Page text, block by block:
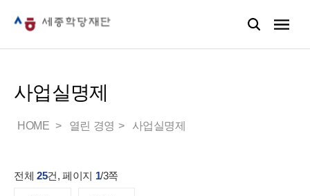
사업실명제
HOME 열린 경영 사업실명제
전체 25건, 페이지 1/3쪽